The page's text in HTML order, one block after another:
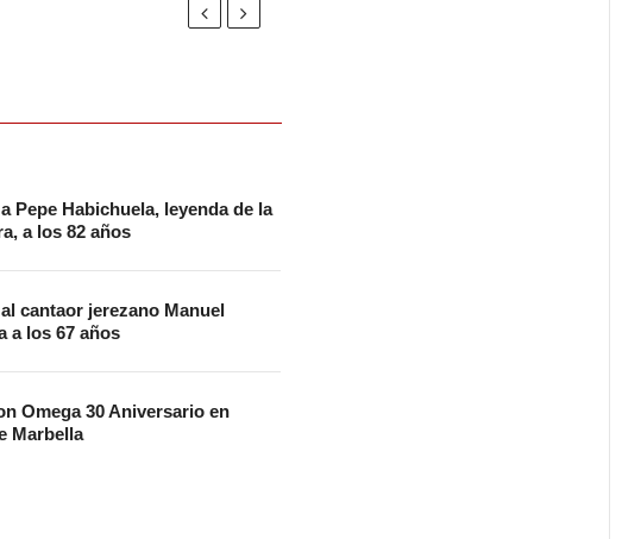
Pepe Habichuela, leyenda de la
a los 82 años
cantaor jerezano Manuel
a los 67 años
Omega 30 Aniversario en
Marbella